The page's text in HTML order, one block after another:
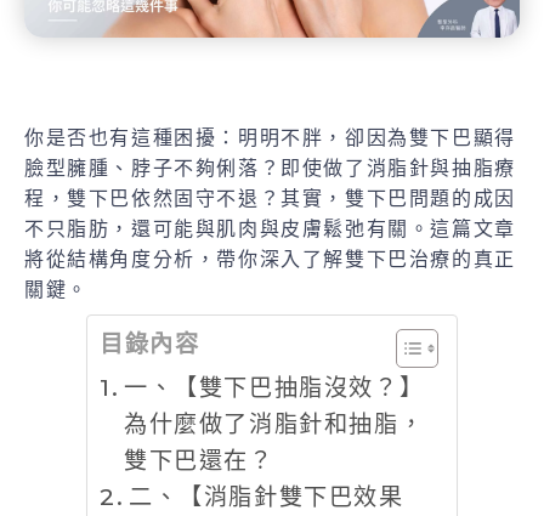
你是否也有這種困擾：明明不胖，卻因為雙下巴顯得
臉型臃腫、脖子不夠俐落？即使做了消脂針與抽脂療
程，雙下巴依然固守不退？其實，雙下巴問題的成因
不只脂肪，還可能與肌肉與皮膚鬆弛有關。這篇文章
將從結構角度分析，帶你深入了解雙下巴治療的真正
關鍵。
目錄內容
一、【雙下巴抽脂沒效？】
為什麼做了消脂針和抽脂，
雙下巴還在？
二、【消脂針雙下巴效果